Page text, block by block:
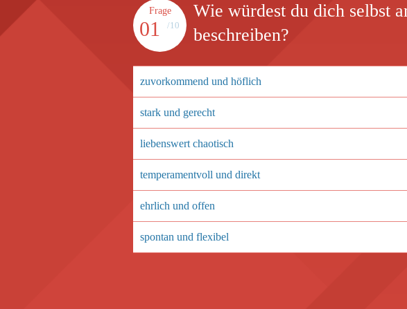
Frage
01 /10
Wie würdest du dich selbst
beschreiben?
zuvorkommend und höflich
stark und gerecht
liebenswert chaotisch
temperamentvoll und direkt
ehrlich und offen
spontan und flexibel